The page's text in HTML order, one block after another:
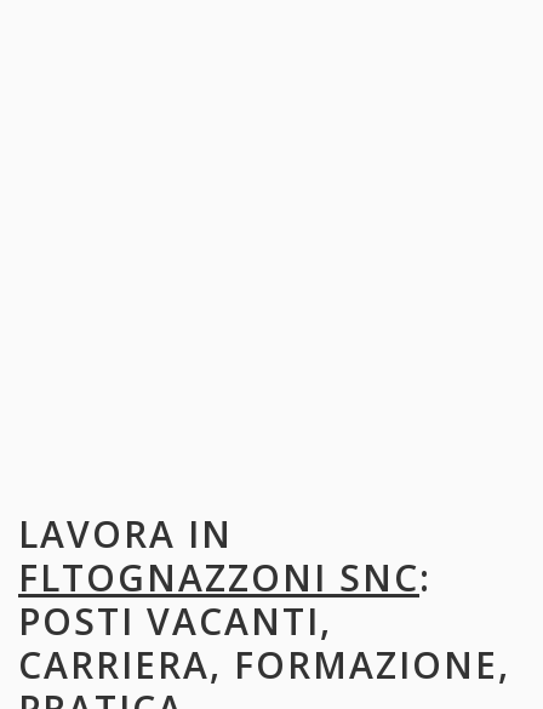
LAVORA IN
FLTOGNAZZONI SNC:
POSTI VACANTI,
CARRIERA, FORMAZIONE,